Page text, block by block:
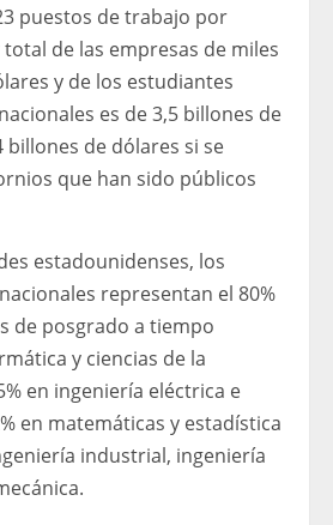
puestos de trabajo por
de las empresas de miles
y de los estudiantes
es de 3,5 billones de
billones de dólares si se
que han sido públicos
estadounidenses, los
representan el 80%
de posgrado a tiempo
y ciencias de la
en ingeniería eléctrica e
en matemáticas y estadística
industrial, ingeniería